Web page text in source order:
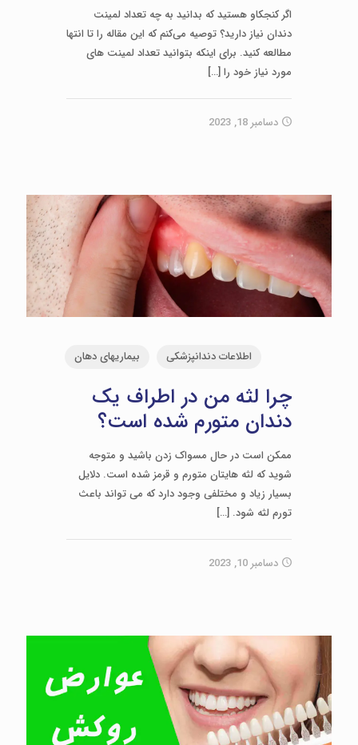
اگر کنجکاو هستید که بدانید به چه تعداد لمینت
دندان نیاز دارید؟ توصیه می‌کنم که این مقاله را تا انتها
مطالعه کنید. برای اینکه بتوانید تعداد لمینت های
مورد نیاز خود را[…]
دسامبر 18, 2023
اطلاعات دندانپزشکی بیماریهای دهان
چرا لثه من در اطراف یک
دندان متورم شده است؟
ممکن است در حال مسواک زدن باشید و متوجه
شوید که لثه هایتان متورم و قرمز شده است. دلایل
بسیار زیاد و مختلفی وجود دارد که می تواند باعث
تورم لثه شود. […]
دسامبر 10, 2023